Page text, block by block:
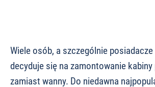
Wiele osób, a szczególnie posiadacze
decyduje się na zamontowanie
zamiast wanny. Do niedawna